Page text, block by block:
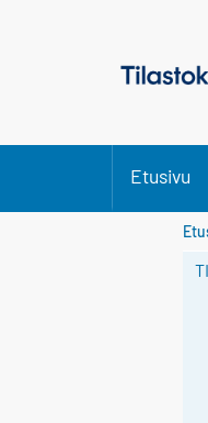
Etusivu